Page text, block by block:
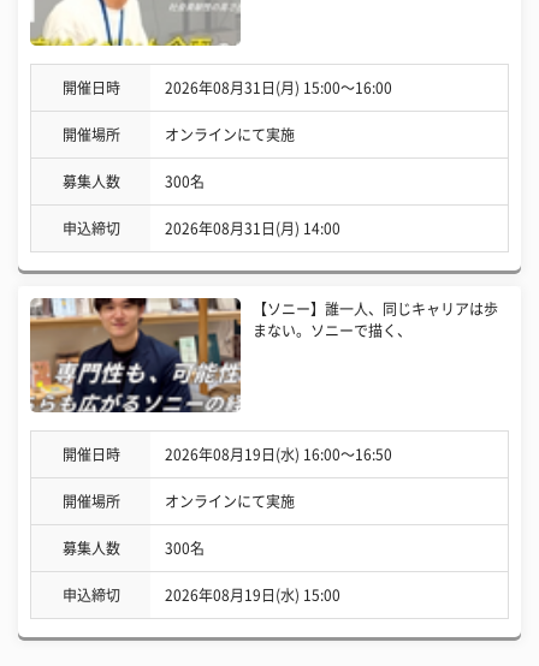
開催日時 2026年08月31日(月) 15:00〜16:00
開催場所 オンラインにて実施
募集人数 300名
申込締切 2026年08月31日(月) 14:00
【ソニー】誰一人、同じキャリアは歩
まない。ソニーで描く、
開催日時 2026年08月19日(水) 16:00〜16:50
開催場所 オンラインにて実施
募集人数 300名
申込締切 2026年08月19日(水) 15:00